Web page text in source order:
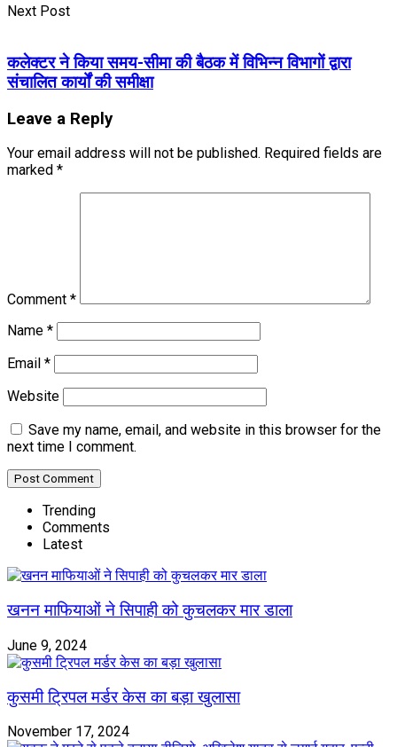
Next Post
कलेक्टर ने किया समय-सीमा की बैठक में विभिन्न विभागों द्वारा
संचालित कार्यों की समीक्षा
Leave a Reply
Your email address will not be published. Required fields are
marked *
Comment *
Name *
Email *
Website
Save my name, email, and website in this browser for the
next time I comment.
Trending
Comments
Latest
खनन माफियाओं ने सिपाही को कुचलकर मार डाला
June 9, 2024
कुसमी ट्रिपल मर्डर केस का बड़ा खुलासा
November 17, 2024